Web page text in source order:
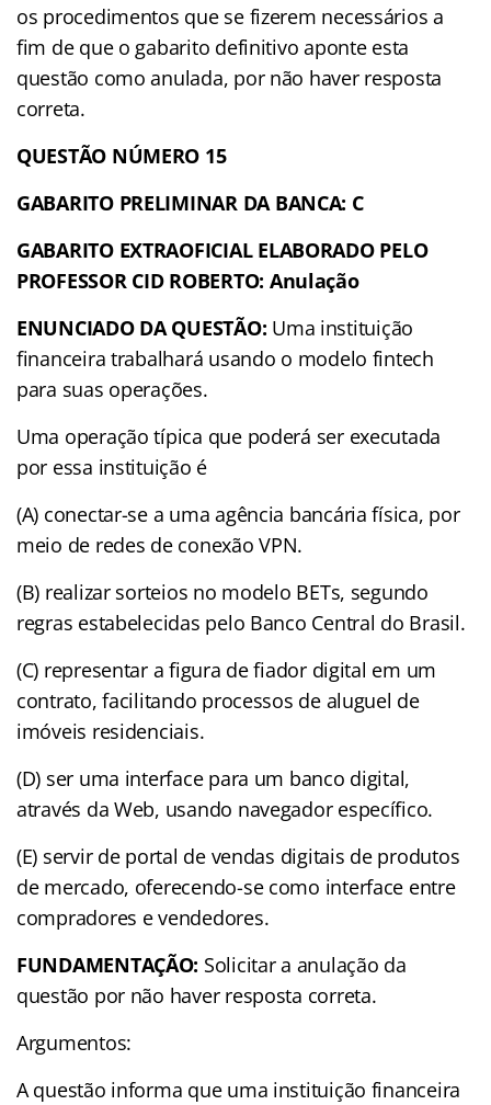
os procedimentos que se fizerem necessários a
fim de que o gabarito definitivo aponte esta
questão como anulada, por não haver resposta
correta.
QUESTÃO NÚMERO 15
GABARITO PRELIMINAR DA BANCA: C
GABARITO EXTRAOFICIAL ELABORADO PELO
PROFESSOR CID ROBERTO: Anulação
ENUNCIADO DA QUESTÃO: Uma instituição
financeira trabalhará usando o modelo fintech
para suas operações.
Uma operação típica que poderá ser executada
por essa instituição é
(A) conectar-se a uma agência bancária física, por
meio de redes de conexão VPN.
(B) realizar sorteios no modelo BETs, segundo
regras estabelecidas pelo Banco Central do Brasil.
(C) representar a figura de fiador digital em um
contrato, facilitando processos de aluguel de
imóveis residenciais.
(D) ser uma interface para um banco digital,
através da Web, usando navegador específico.
(E) servir de portal de vendas digitais de produtos
de mercado, oferecendo-se como interface entre
compradores e vendedores.
FUNDAMENTAÇÃO: Solicitar a anulação da
questão por não haver resposta correta.
Argumentos:
A questão informa que uma instituição financeira